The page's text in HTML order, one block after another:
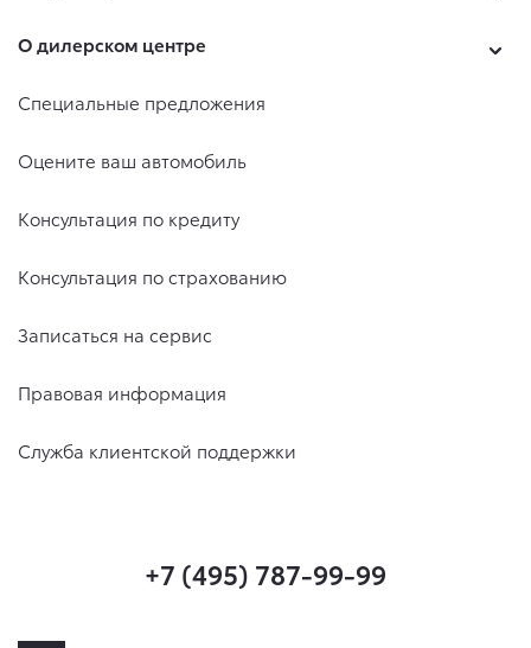
О дилерском центре
Специальные предложения
Оцените ваш автомобиль
Консультация по кредиту
Консультация по страхованию
Записаться на сервис
Правовая информация
Служба клиентской поддержки
+7 (495) 787-99-99